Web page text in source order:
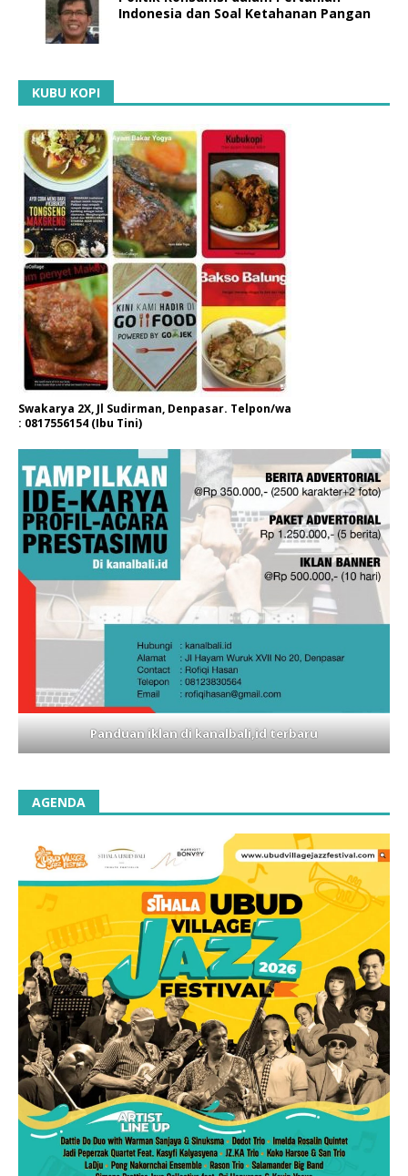
Indonesia dan Soal Ketahanan Pangan
KUBU KOPI
Swakarya 2X, Jl Sudirman, Denpasar. Telpon/wa
: 0817556154 (Ibu Tini)
Panduan iklan di kanalbali,id terbaru
AGENDA